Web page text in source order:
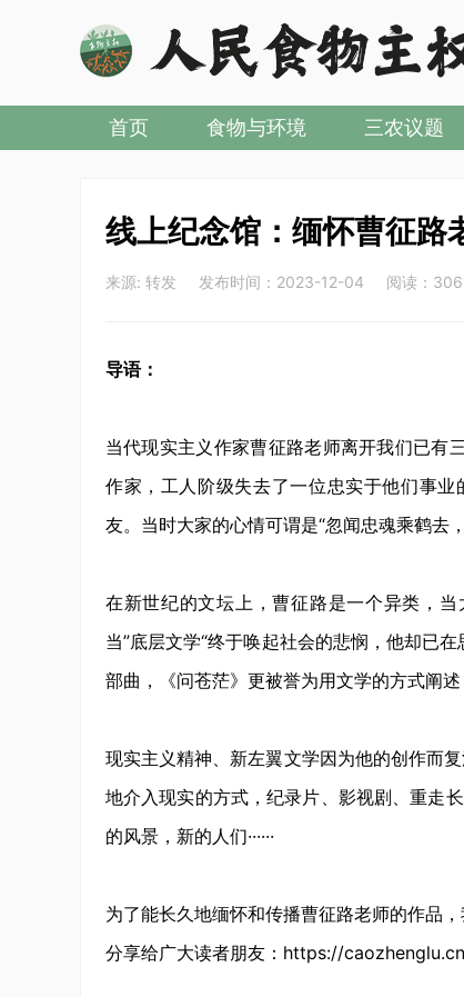
首页 食物与环境 三农议题
线上纪念馆：缅怀曹征路
来源: 转发 发布时间：2023-12-04 阅读：
导语：
当代现实主义作家曹征路老师离开我们已有
作家，工人阶级失去了一位忠实于他们事
友。当时大家的心情可谓是“忽闻忠魂乘鹤去
在新世纪的文坛上，曹征路是一个异类，
当”底层文学“终于唤起社会的悲悯，他却已
部曲，《问苍茫》更被誉为用文学的方式阐述
现实主义精神、新左翼文学因为他的创作而
地介入现实的方式，纪录片、影视剧、重走长
的风景，新的人们······
为了能长久地缅怀和传播曹征路老师的作品
分享给广大读者朋友：https://